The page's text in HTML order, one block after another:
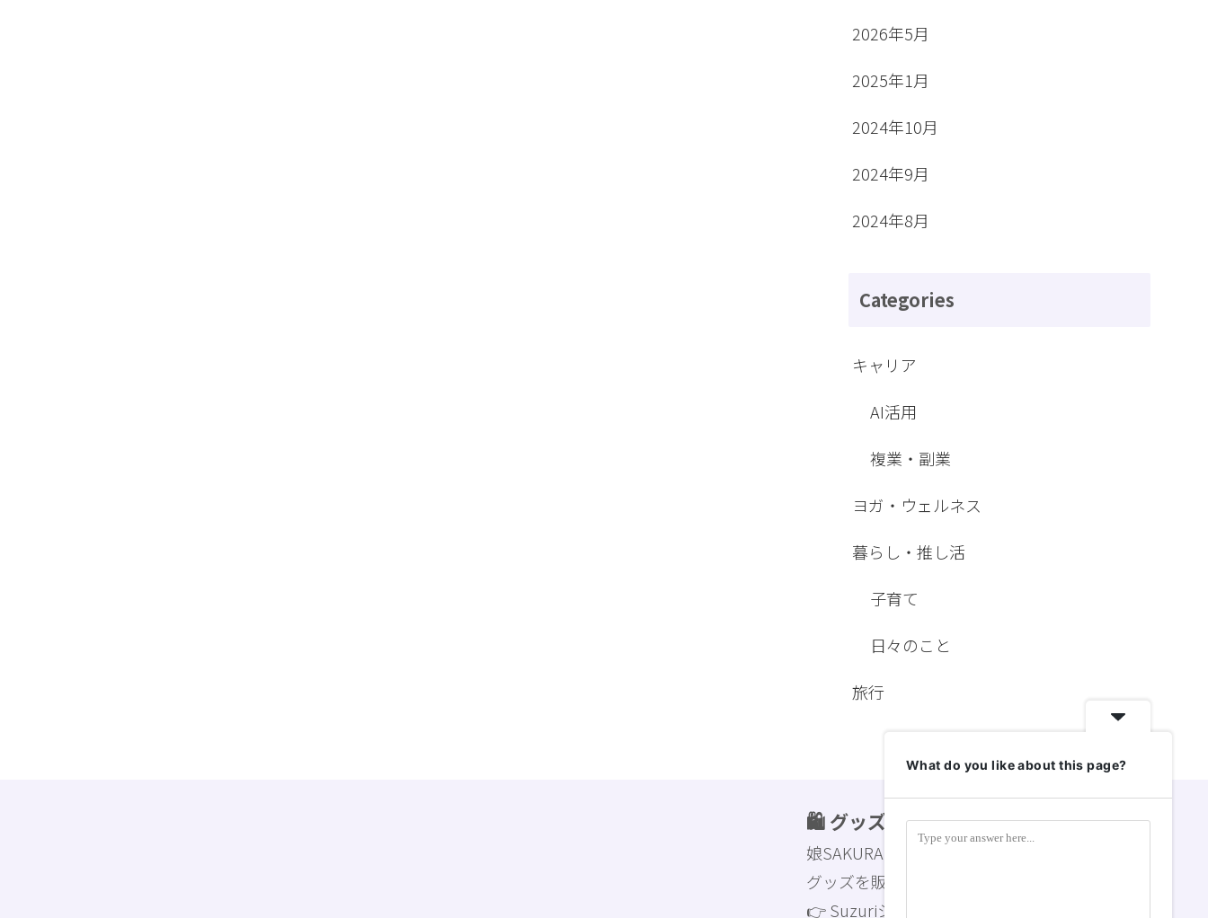
2026年5月
2025年1月
2024年10月
2024年9月
2024年8月
Categories
キャリア
AI活用
複業・副業
ヨガ・ウェルネス
暮らし・推し活
子育て
日々のこと
旅行
🛍 グッズショップ
娘SAKURAとCanvaでデザインしたオリジナル
グッズを販売中！
👉 Suzuriショップを見る
What do you like about this page?